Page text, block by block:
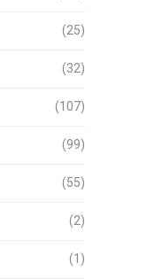
(25)
(32)
(107)
(99)
(55)
(2)
(1)